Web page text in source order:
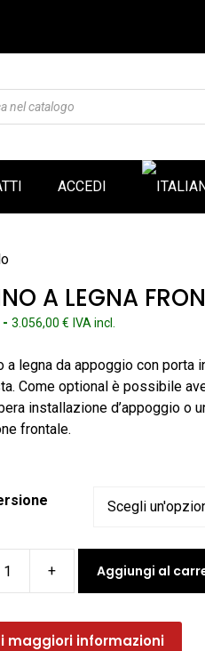
ACCEDI
A LEGNA
- 3.056,00 €Fascia
prezzo:
da
2.595,00 €
a
IVA incl.
a legna da appoggio con porta
Come optional è possibile
installazione d’appoggio o
frontale.
Aggiungi al
maggiori informazioni